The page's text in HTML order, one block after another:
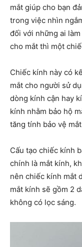
mắt giúp cho bạn
trong việc nhìn
đối với những ai
cho mắt thì một
Chiếc kính này có
mắt cho người sử
dòng kính cận hay
kính nhằm bảo hộ
tăng tính bảo vệ
Cấu tạo chiếc kính
chính là mắt kính,
nên chiếc kính mắt
mắt kính sẽ gồm 2
không có lọc sáng.